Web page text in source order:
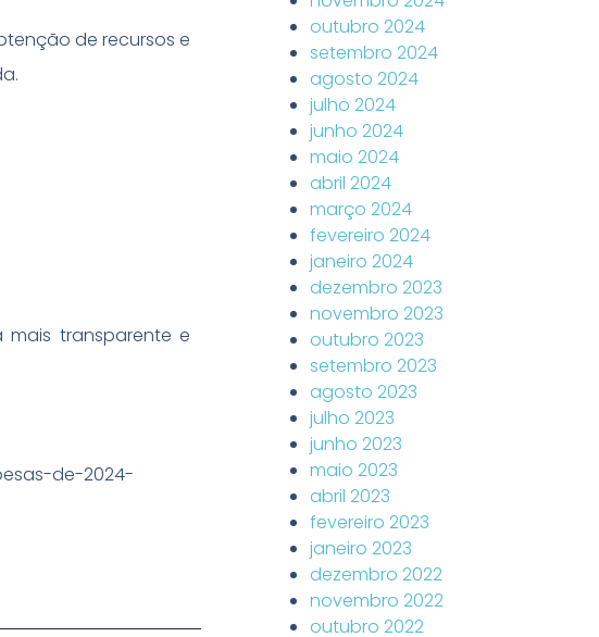
de recursos e
transparente e
de-2024-
outubro 2024
setembro 2024
agosto 2024
julho 2024
junho 2024
maio 2024
abril 2024
março 2024
fevereiro 2024
janeiro 2024
dezembro 2023
novembro 2023
outubro 2023
setembro 2023
agosto 2023
julho 2023
junho 2023
maio 2023
abril 2023
fevereiro 2023
janeiro 2023
dezembro 2022
novembro 2022
outubro 2022